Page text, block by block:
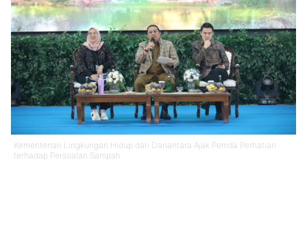
Kementerian Lingkungan Hidup dan Danantara Ajak Pemda Perhatian
terhadap Persoalan Sampah